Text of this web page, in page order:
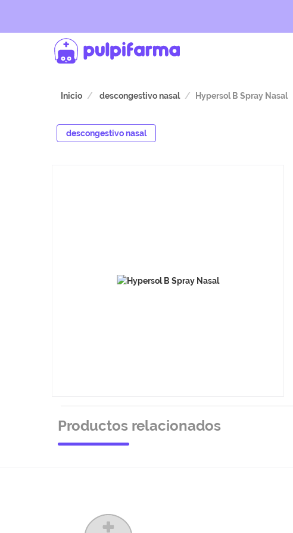
Inicio descongestivo nasal Hypersol B Spray Nasal
descongestivo nasal
Productos relacionados